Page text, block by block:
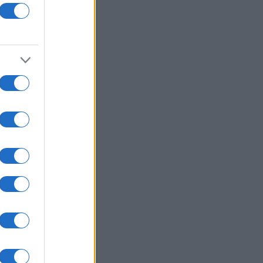
της συμφωνίας για το Great
για την κακοποίηση του
Pormanove» σε ζωντανή
πτώση στην κίνηση των
στα Στενά του Ορμούζ εν
Ιράν: Στο δίλημμα των «κακών
ο Τραμπ καθώς ο πόλεμος